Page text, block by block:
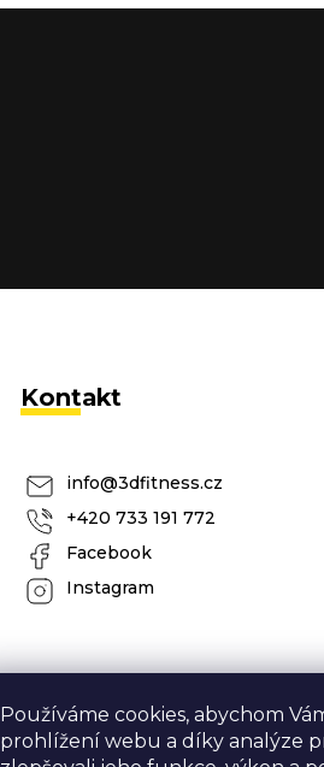
Používáme cookies, abychom
prohlížení webu a díky analýze
Kontakt
info@3dfitness.cz
+420 733 191 772
Facebook
Instagram